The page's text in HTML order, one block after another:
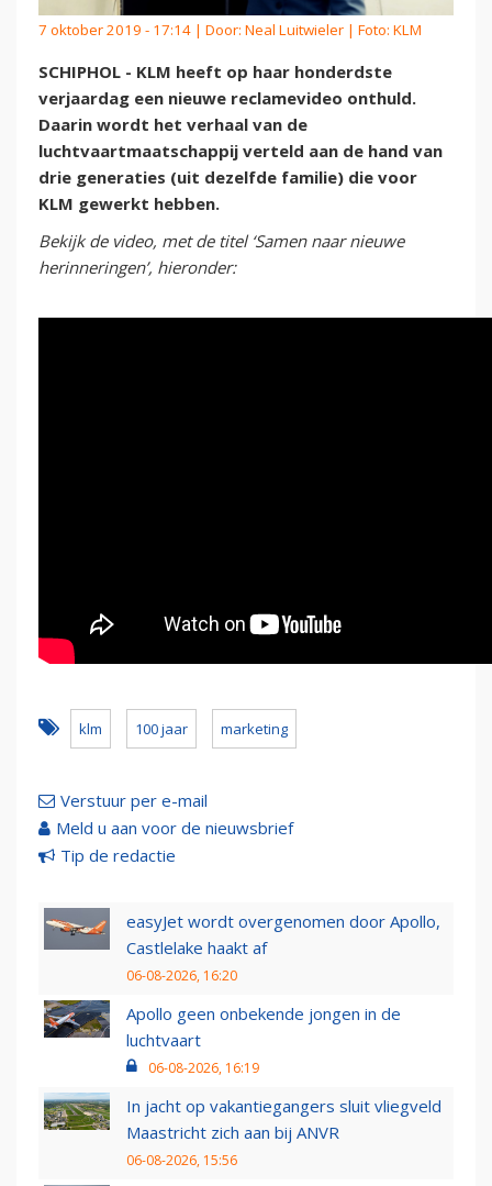
7 oktober 2019 - 17:14 | Door: Neal Luitwieler | Foto: KLM
SCHIPHOL - KLM heeft op haar honderdste
verjaardag een nieuwe reclamevideo onthuld.
Daarin wordt het verhaal van de
luchtvaartmaatschappij verteld aan de hand van
drie generaties (uit dezelfde familie) die voor
KLM gewerkt hebben.
Bekijk de video, met de titel ‘Samen naar nieuwe
herinneringen’, hieronder:
klm 100 jaar marketing
Verstuur per e-mail
Meld u aan voor de nieuwsbrief
Tip de redactie
easyJet wordt overgenomen door Apollo,
Castlelake haakt af
06-08-2026, 16:20
Apollo geen onbekende jongen in de
luchtvaart
06-08-2026, 16:19
In jacht op vakantiegangers sluit vliegveld
Maastricht zich aan bij ANVR
06-08-2026, 15:56